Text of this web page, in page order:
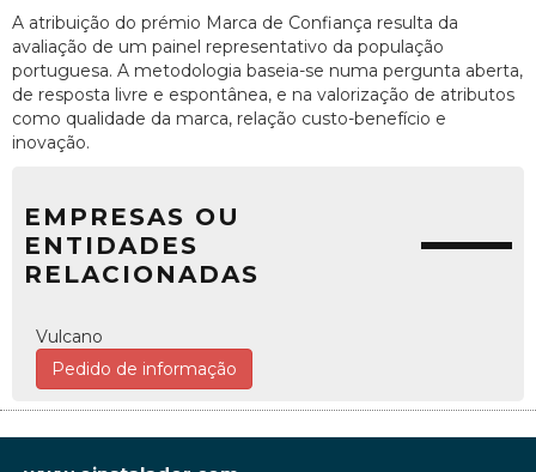
A atribuição do prémio Marca de Confiança resulta da
avaliação de um painel representativo da população
portuguesa. A metodologia baseia-se numa pergunta aberta,
de resposta livre e espontânea, e na valorização de atributos
como qualidade da marca, relação custo-benefício e
inovação.
EMPRESAS OU
ENTIDADES
RELACIONADAS
Vulcano
Pedido de informação